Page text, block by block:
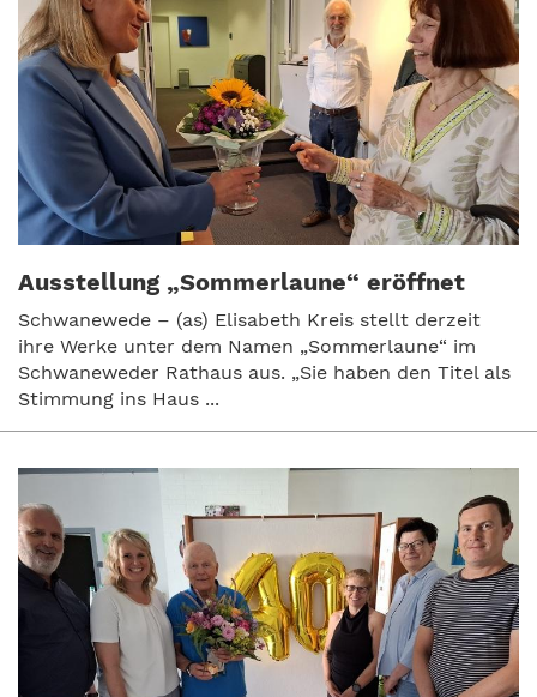
Ausstellung „Sommerlaune“ eröffnet
Schwanewede – (as) Elisabeth Kreis stellt derzeit
ihre Werke unter dem Namen „Sommerlaune“ im
Schwaneweder Rathaus aus. „Sie haben den Titel als
Stimmung ins Haus ...